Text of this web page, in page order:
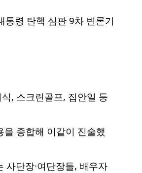
령 탄핵 심판 9차 변론기
, 스크린골프, 집안일 등
종합해 이같이 진술했
단장·여단장들, 배우자